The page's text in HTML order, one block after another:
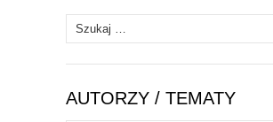
Szukaj:
AUTORZY / TEMATY